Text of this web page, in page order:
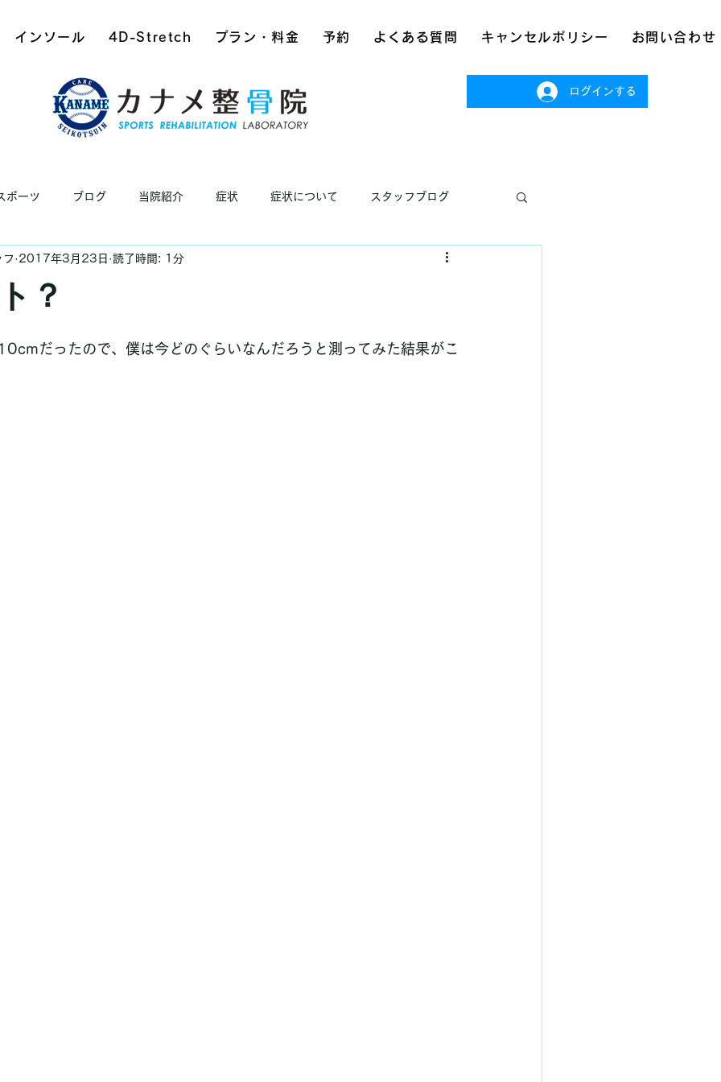
インソール 4D-Stretch プラン・料金 予約 よくある質問 キャンセルポリシー お問い合わせ
ログインする
ポーツ ブログ 当院紹介 症状 症状について スタッフブログ
？
フ 2017年3月23日 読了時間: 1分
だったので、僕は今どのぐらいなんだろうと測ってみた結果がこ